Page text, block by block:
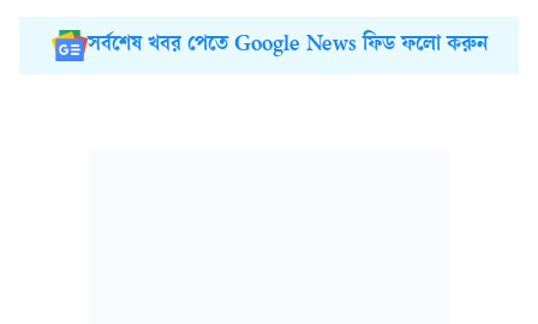
সর্বশেষ খবর পেতে Google News ফিড ফলো করুন